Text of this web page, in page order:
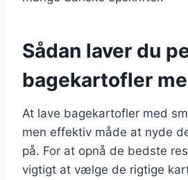
Sådan laver du
bagekartofler
At lave bagekartofler med
men effektiv måde at nyde
på. For at opnå de bedste
vigtigt at vælge de rigtige